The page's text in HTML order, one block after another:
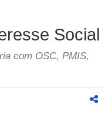
Social
com OSC, PMIS,